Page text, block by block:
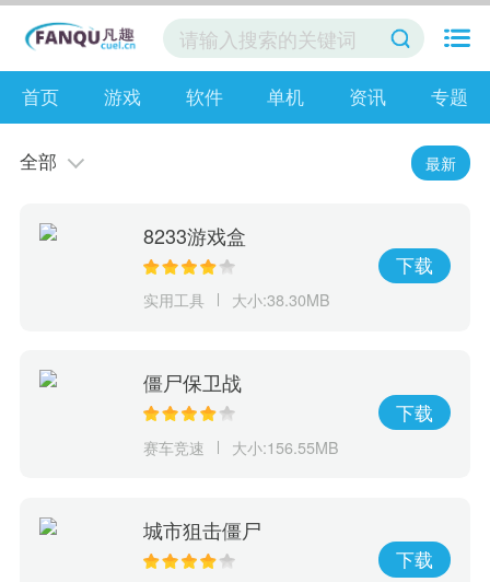
首页 游戏 软件 单机 资讯 专题
全部 最新
8233游戏盒
实用工具 大小:38.30MB
下载
僵尸保卫战
赛车竞速 大小:156.55MB
下载
城市狙击僵尸
下载